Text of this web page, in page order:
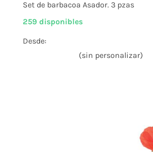
Set de barbacoa Asador. 3 pzas
259 disponibles
Desde:
(sin personalizar)